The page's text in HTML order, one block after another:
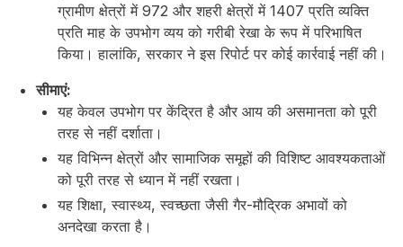
ग्रामीण क्षेत्रों में ₹972 और शहरी क्षेत्रों में ₹1407 प्रति व्यक्ति
प्रति माह के उपभोग व्यय को गरीबी रेखा के रूप में परिभाषित
किया। हालांकि, सरकार ने इस रिपोर्ट पर कोई कार्रवाई नहीं की।
सीमाएं:
यह केवल उपभोग पर केंद्रित है और आय की असमानता को पूरी
तरह से नहीं दर्शाता।
यह विभिन्न क्षेत्रों और सामाजिक समूहों की विशिष्ट आवश्यकताओं
को पूरी तरह से ध्यान में नहीं रखता।
यह शिक्षा, स्वास्थ्य, स्वच्छता जैसी गैर-मौद्रिक अभावों को
अनदेखा करता है।